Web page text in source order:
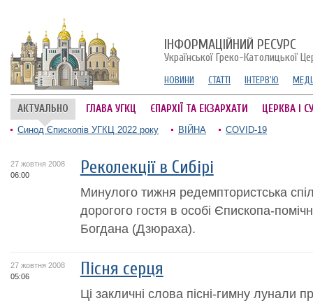
ІНФОРМАЦІЙНИЙ РЕСУРС
Української Греко-Католицької
НОВИНИ СТАТТІ ІНТЕРВ'Ю
АКТУАЛЬНО ГЛАВА УГКЦ ЄПАРХІЇ ТА ЕКЗАРХАТИ ЦЕРКВА І
Синод Єпископів УГКЦ 2022 року ВІЙНА COVID-19
27 жовтня 2008
06:00
Реколекції в Сибірі
Минулого тижня редемптористська
дорогого гостя в особі Єпископа-
Богдана (Дзюраха).
27 жовтня 2008
05:06
Пісня серця
Ці закличні слова пісні-гимну лунали